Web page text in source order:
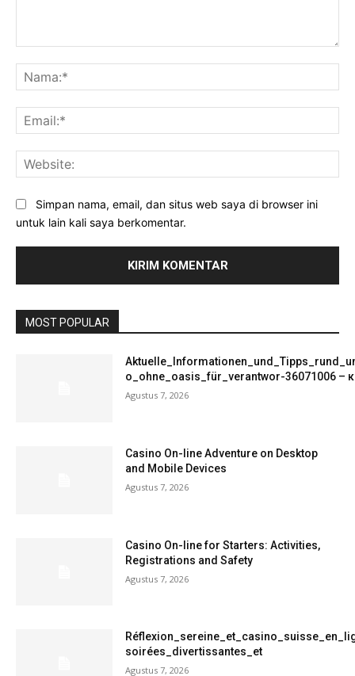
Simpan nama, email, dan situs web saya di browser ini
untuk lain kali saya berkomentar.
MOST POPULAR
o_ohne_oasis_für_verantwor-36071006 –
Agustus 7, 2026
Casino On-line Adventure on Desktop
and Mobile Devices
Agustus 7, 2026
Casino On-line for Starters: Activities,
Registrations and Safety
Agustus 7, 2026
soirées_divertissantes_et
Agustus 7, 2026